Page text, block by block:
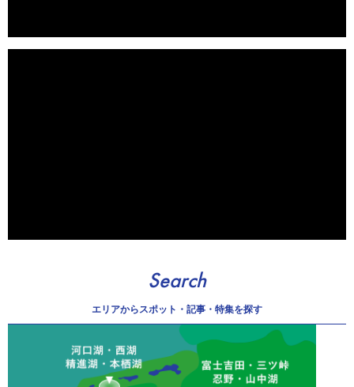
Search
エリアからスポット・記事・特集を探す